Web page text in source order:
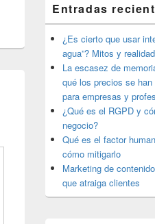
área
de
widget
barra
lateral
primaria
Entradas
¿Es cierto que usar
agua”? Mitos y realidad
La escasez de
qué los precios se
para empresas y
¿Qué es el RGPD y
negocio?
Qué es el factor
cómo mitigarlo
Marketing de
que atraiga clientes